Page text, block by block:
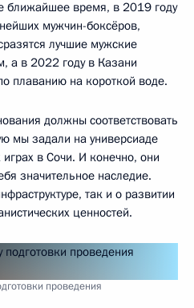
ближайшее время, в 2019 году
мужчин-боксёров,
лучшие мужские
а в 2022 году в Казани
плаванию на короткой воде.
должны соответствовать
мы задали на универсиаде
в Сочи. И конечно, они
значительное наследие.
так и о развитии
ценностей.
проведения